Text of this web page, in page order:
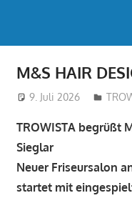
M&S HAIR
9. Juli 2026
TROWISTA begrüßt
Sieglar
Neuer Friseursalon
startet mit